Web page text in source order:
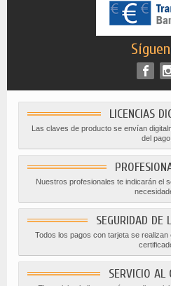
LICENCIAS
Las claves de producto se envían
del pago.
Nuestros profesionales te indicarán el
SEGURIDAD DE
Todos los pagos con tarjeta se
SERVICIO AL